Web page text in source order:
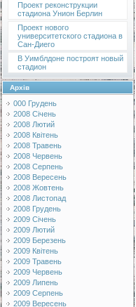
Проект реконструкции
стадиона Унион Берлин
Проект нового
университетского стадиона в
Сан-Диего
В Уимблдоне построят новый
стадион
Архів
000 Грудень
2008 Січень
2008 Лютий
2008 Квітень
2008 Травень
2008 Червень
2008 Серпень
2008 Вересень
2008 Жовтень
2008 Листопад
2008 Грудень
2009 Січень
2009 Лютий
2009 Березень
2009 Квітень
2009 Травень
2009 Червень
2009 Липень
2009 Серпень
2009 Вересень